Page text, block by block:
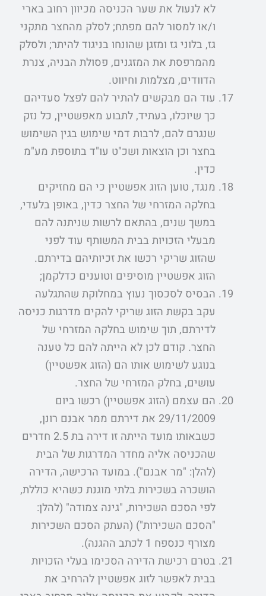
לא לנעול את שער הכניסה מכיוון רחוב בארי
ו/או למסור להם מפתח; לסלק מהחצר מתקני
גז, בלוני גז ומזגן שהונחו בניגוד להיתר; ולסלק
מהמרפסת את המזגנים, פסולת הבניה, צנרת
הדוודים, מצלמות וחיווט.
עוד הם מבקשים להתיר להם לפצל סעדיהם
כך שיוכלו, בעתיד, לתבוע מאפשטיין, כל נזק
שנגרם להם, לרבות דמי שימוש בגין השימוש
בחצר וכן הוצאות ושכ"ט עו"ד בתוספת מע"מ
כדין.
מנגד, טוען הזוג אפשטיין כי הם מחזיקים
בחלקה המזרחי של החצר כדין, באופן בלעדי,
במשך שנים, בהתאם לרשות שניתנה להם
מבעלי הזכויות בבית המשותף עוד לפני
שהזוג שריקי רכשו את זכיותיהם בדירתם.
הזוג אפשטיין מוסיפים וטוענים כדלקמן;
הבסיס לסכסוך נעוץ במחלוקת שהתגלעה
עקב בקשת הזוג שריקי להקים מדרגות כניסה
לדירתם, תוך שימוש בחלקה המזרחי של
החצר. קודם לכן לא הייתה להם כל טענה
בנוגע לשימוש אותו הם (הזוג אפשטיין)
עושים, בחלק המזרחי של החצר.
הם עצמם (הזוג אפשטיין) רכשו ביום
29/11/2009 את דירתם ממר אבנם רונן,
כשבאותו מועד הייתה זו דירה בת 2.5 חדרים
שהכניסה אליה מחדר המדרגות של הבית
(להלן: "מר אבנם"). במועד הרכישה, הדירה
הושכרה בשכירות בלתי מוגנת כשהיא כוללת,
לפי הסכם השכירות, "גינה צמודה" (להלן:
"הסכם השכירות") (העתק הסכם השכירות
מצורף כנספח 1 לכתב ההגנה).
בטרם רכישת הדירה הסכימו בעלי הזכויות
בבית לאפשר לזוג אפשטיין להרחיב את